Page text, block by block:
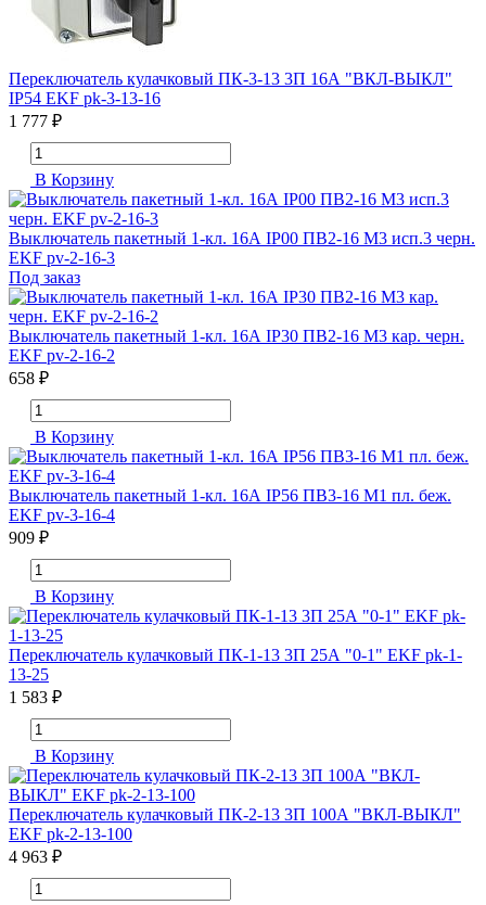
Переключатель кулачковый ПК-3-13 3П 16А "ВКЛ-ВЫКЛ"
IP54 EKF pk-3-13-16
1 777 ₽
В Корзину
Выключатель пакетный 1-кл. 16А IP00 ПВ2-16 М3 исп.3 черн.
EKF pv-2-16-3
Под заказ
Выключатель пакетный 1-кл. 16А IP30 ПВ2-16 М3 кар. черн.
EKF pv-2-16-2
658 ₽
В Корзину
Выключатель пакетный 1-кл. 16А IP56 ПВ3-16 М1 пл. беж.
EKF pv-3-16-4
909 ₽
В Корзину
Переключатель кулачковый ПК-1-13 3П 25А "0-1" EKF pk-1-
13-25
1 583 ₽
В Корзину
Переключатель кулачковый ПК-2-13 3П 100А "ВКЛ-ВЫКЛ"
EKF pk-2-13-100
4 963 ₽